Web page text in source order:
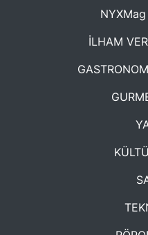
NYXMag
İLHAM